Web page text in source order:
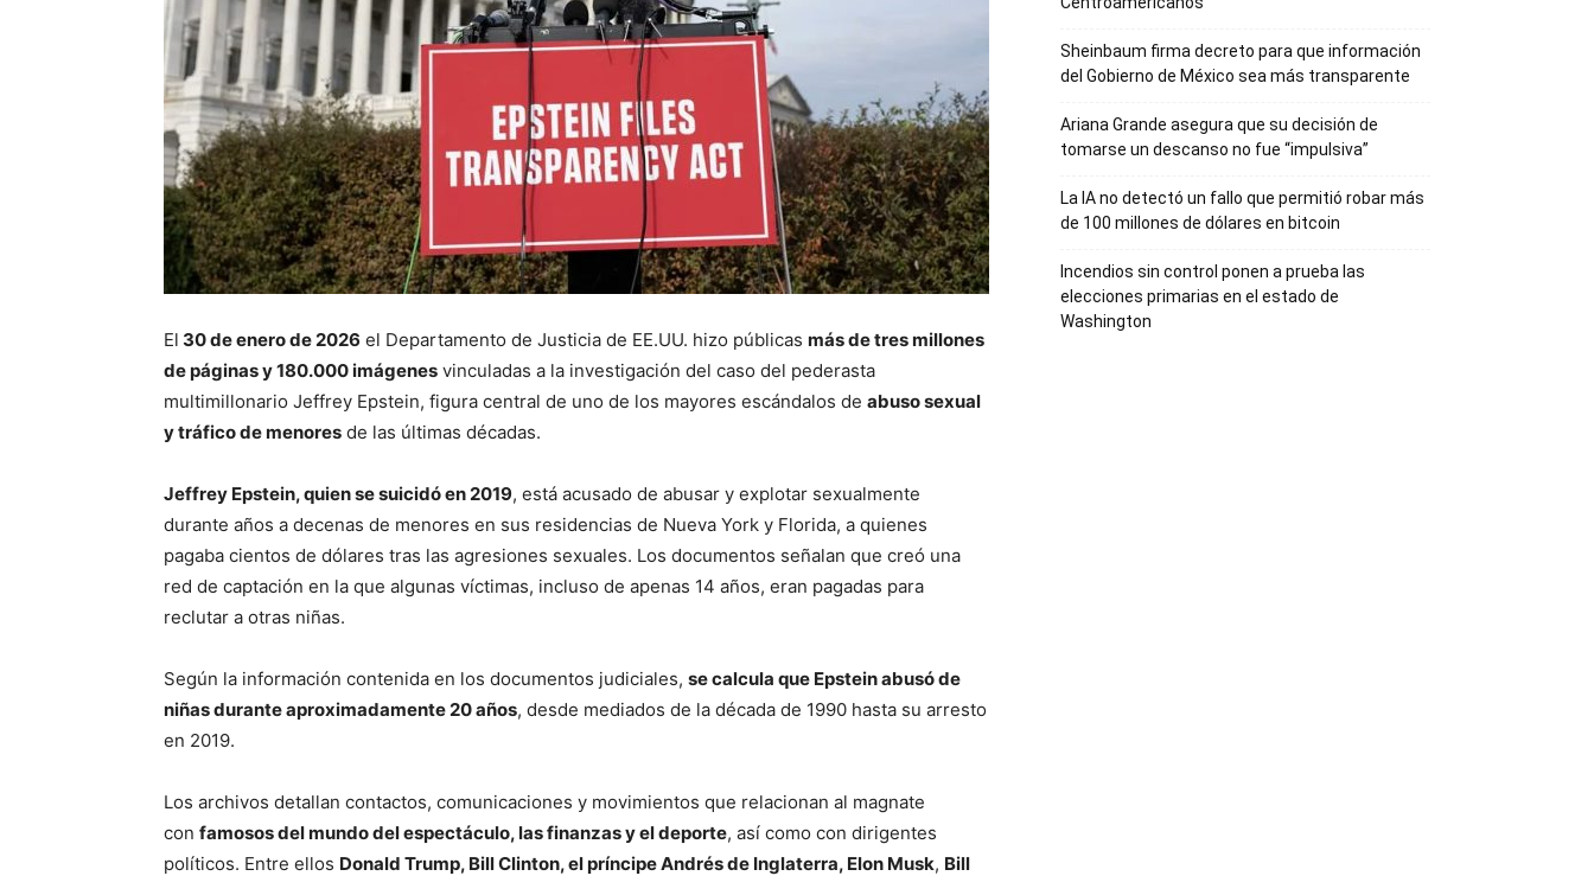
El 30 de enero de 2026 el Departamento de Justicia de EE.UU. hizo públicas más de tres millones
de páginas y 180.000 imágenes vinculadas a la investigación del caso del pederasta
multimillonario Jeffrey Epstein, figura central de uno de los mayores escándalos de abuso sexual
y tráfico de menores de las últimas décadas.
Jeffrey Epstein, quien se suicidó en 2019, está acusado de abusar y explotar sexualmente
durante años a decenas de menores en sus residencias de Nueva York y Florida, a quienes
pagaba cientos de dólares tras las agresiones sexuales. Los documentos señalan que creó una
red de captación en la que algunas víctimas, incluso de apenas 14 años, eran pagadas para
reclutar a otras niñas.
Según la información contenida en los documentos judiciales, se calcula que Epstein abusó de
niñas durante aproximadamente 20 años, desde mediados de la década de 1990 hasta su arresto
en 2019.
Los archivos detallan contactos, comunicaciones y movimientos que relacionan al magnate
con famosos del mundo del espectáculo, las finanzas y el deporte, así como con dirigentes
políticos. Entre ellos Donald Trump, Bill Clinton, el príncipe Andrés de Inglaterra, Elon Musk, Bill
Sheinbaum firma decreto para que información
del Gobierno de México sea más transparente
Ariana Grande asegura que su decisión de
tomarse un descanso no fue “impulsiva”
La IA no detectó un fallo que permitió robar más
de 100 millones de dólares en bitcoin
Incendios sin control ponen a prueba las
elecciones primarias en el estado de
Washington